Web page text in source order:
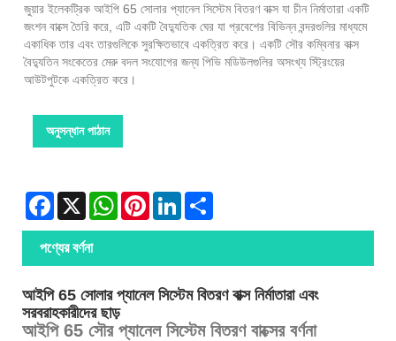
জুয়ার ইলেকট্রিক আইপি 65 সোলার প্যানেল সিস্টেম বিতরণ বাক্স যা চীন নির্মাতারা একটি
জংশন বাক্সে তৈরি করে, এটি একটি বৈদ্যুতিক ঘের যা প্রবেশের বিভিন্ন বন্দরগুলির মাধ্যমে
একাধিক তার এবং তারগুলিকে সুরক্ষিতভাবে একত্রিত করে। একটি সৌর কম্বিনার বাক্স
বৈদ্যুতিন সংকেতের মেরু বদল সংযোগের জন্য পিভি মডিউলগুলির অসংখ্য স্ট্রিংয়ের
আউটপুটকে একত্রিত করে।
অনুসন্ধান পাঠান
Facebook
X WhatsAppPinterestLinkedIn
পণ্যের বর্ণনা
আইপি 65 সোলার প্যানেল সিস্টেম বিতরণ বাক্স নির্মাতারা এবং
সরবরাহকারীদের ছাড়
আইপি 65 সৌর প্যানেল সিস্টেম বিতরণ বাক্সের বর্ণনা